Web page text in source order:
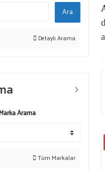
Ara
Detaylı Arama
Arama
Tüm Markalar